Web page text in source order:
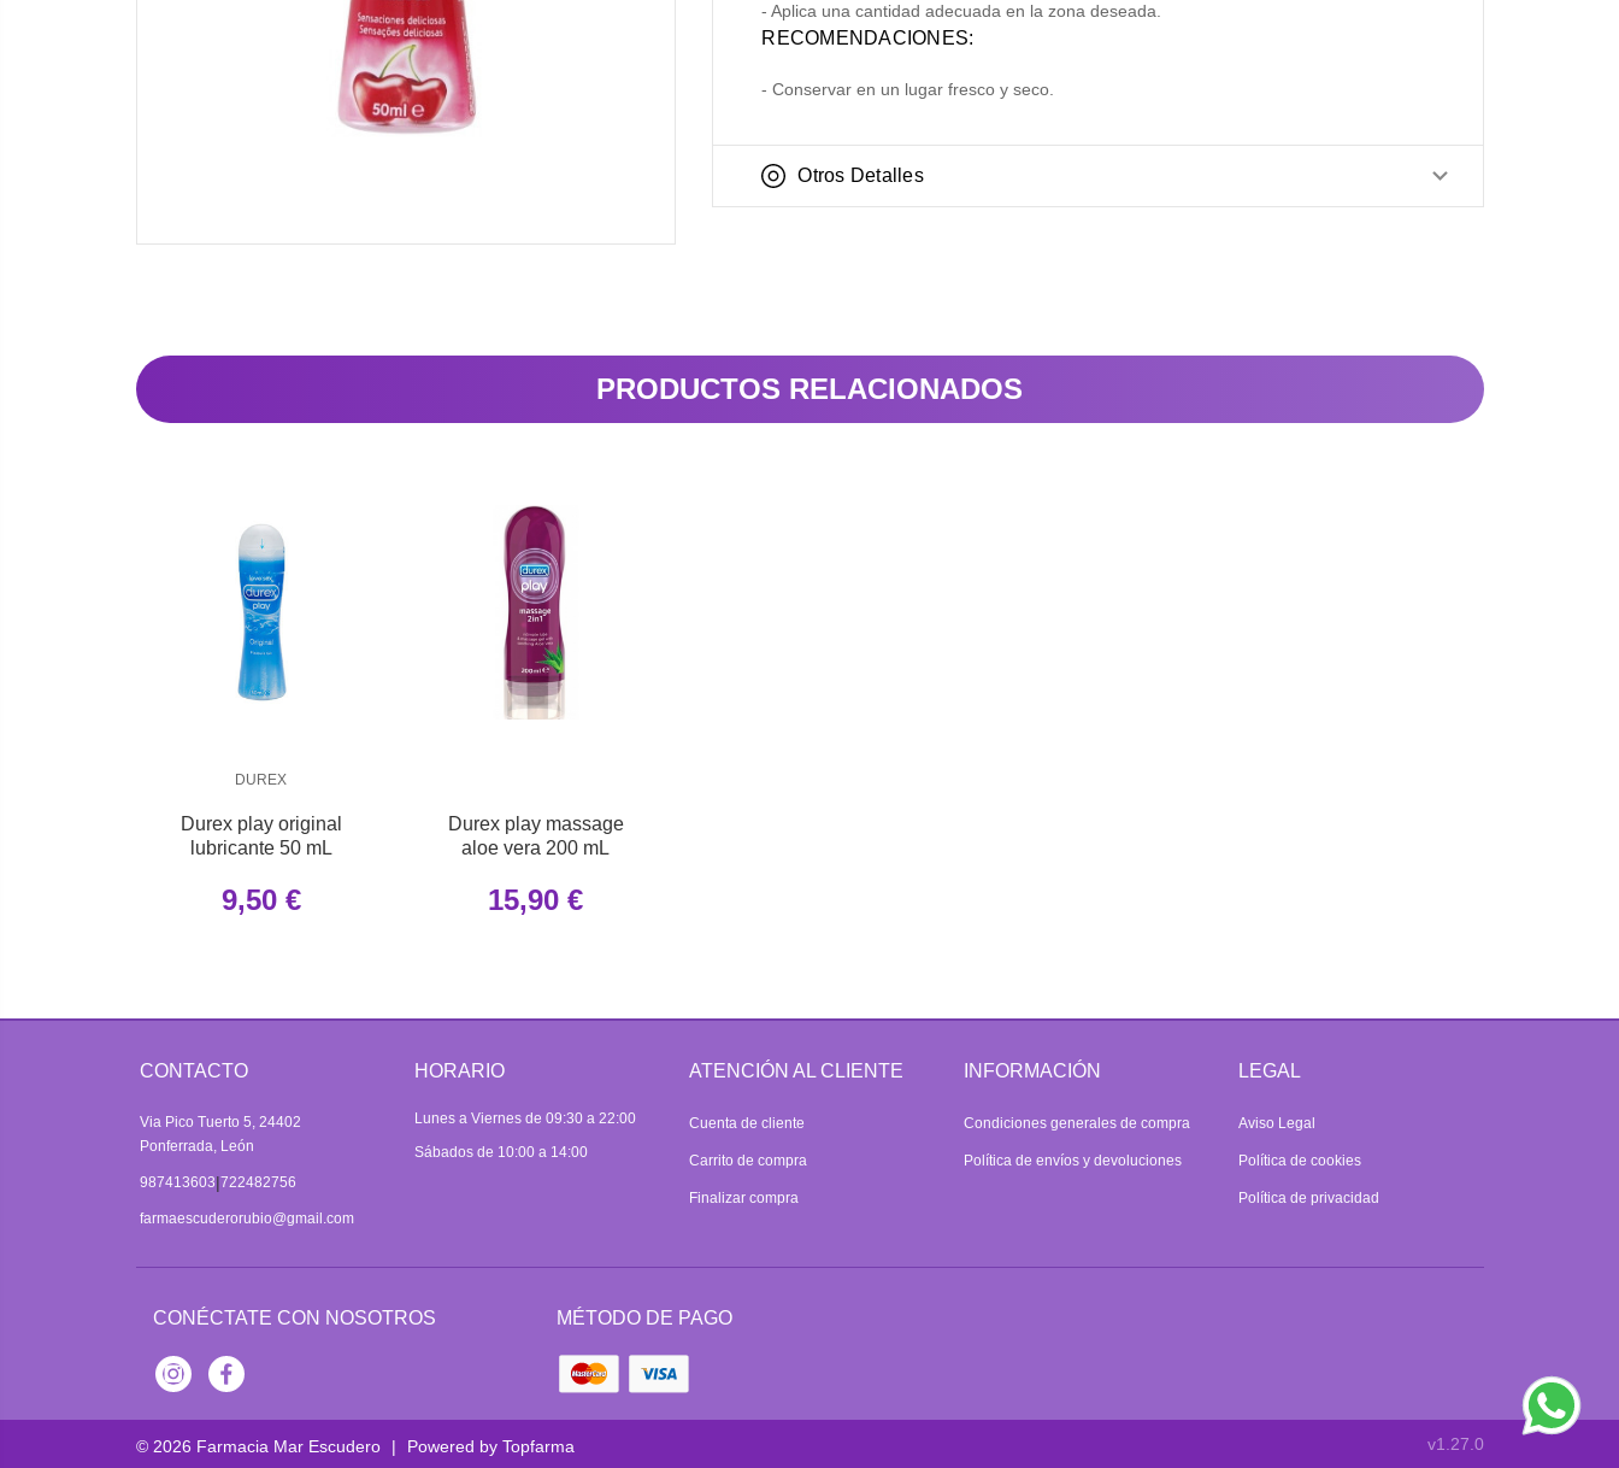
- Aplica una cantidad adecuada en la zona deseada.
RECOMENDACIONES:
- Conservar en un lugar fresco y seco.
Otros Detalles
PRODUCTOS RELACIONADOS
DUREX
Durex play original
lubricante 50 mL
9,50 €
Durex play massage
aloe vera 200 mL
15,90 €
CONTACTO
Via Pico Tuerto 5, 24402
Ponferrada, León
987413603|722482756
farmaescuderorubio@gmail.com
HORARIO
Lunes a Viernes de 09:30 a 22:00
Sábados de 10:00 a 14:00
ATENCIÓN AL CLIENTE
Cuenta de cliente
Carrito de compra
Finalizar compra
INFORMACIÓN
Condiciones generales de compra
Política de envíos y devoluciones
LEGAL
Aviso Legal
Política de cookies
Política de privacidad
CONÉCTATE CON NOSOTROS
InstagramFacebook
MÉTODO DE PAGO
© 2026 Farmacia Mar Escudero | Powered by Topfarma v1.27.0